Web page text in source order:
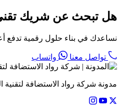
هل تبحث عن شريك
نساعدك في بناء حلول رقمية تدفع
تواصل معنا واتساب
مدونة شركة رواد الاستضافة